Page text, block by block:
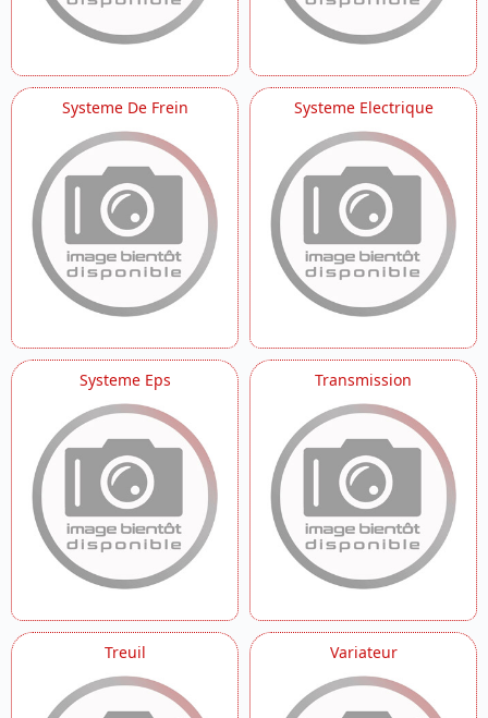
Systeme De Frein Systeme Electrique
Systeme Eps Transmission
Treuil Variateur